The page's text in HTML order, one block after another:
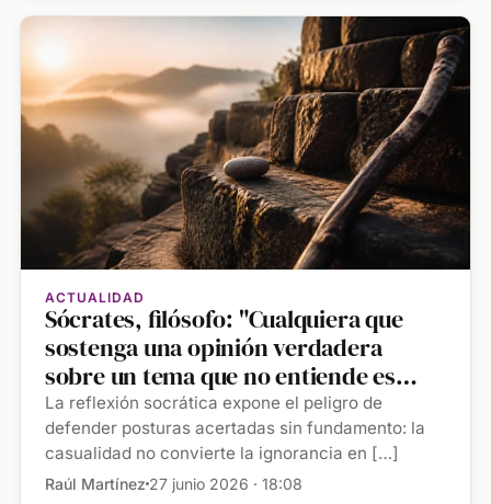
ACTUALIDAD
Sócrates, filósofo: "Cualquiera que
sostenga una opinión verdadera
sobre un tema que no entiende es
como un hombre ciego en el camino
correcto"
La reflexión socrática expone el peligro de
defender posturas acertadas sin fundamento: la
casualidad no convierte la ignorancia en […]
Raúl Martínez 27 junio 2026 · 18:08